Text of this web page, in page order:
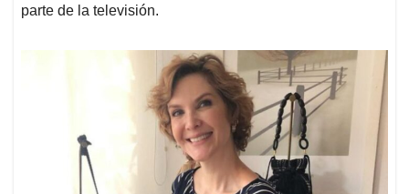
parte de la televisión.